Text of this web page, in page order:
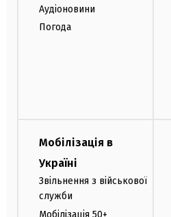
Аудіоновини
Погода
Мобілізація в
Україні
Звільнення з військової
служби
Мобілізація 50+